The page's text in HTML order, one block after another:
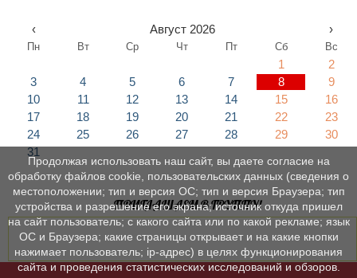
‹ Август 2026 ›
Пн Вт Ср Чт Пт Сб Вс
1
2
3
4 5 6 7 8
9
10
11 12 13 14 15
16
17
18 19 20 21 22
23
24
25 26 27 28 29
30
31
ПРИГЛАШАЕМ В ГРУППУ!
Продолжая использовать наш сайт, вы даете согласие на
обработку файлов cookie, пользовательских данных (сведения о
местоположении; тип и версия ОС; тип и версия Браузера; тип
устройства и разрешение его экрана; источник откуда пришел
на сайт пользователь; с какого сайта или по какой рекламе; язык
ОС и Браузера; какие страницы открывает и на какие кнопки
нажимает пользователь; ip-адрес) в целях функционирования
сайта и проведения статистических исследований и обзоров.